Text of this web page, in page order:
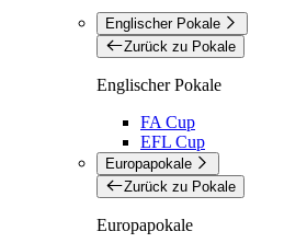
Englischer Pokale
Zurück zu Pokale
Englischer Pokale
FA Cup
EFL Cup
Europapokale
Zurück zu Pokale
Europapokale